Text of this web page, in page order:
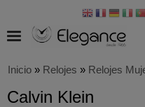
Inicio » Relojes » Relojes
Calvin Klein